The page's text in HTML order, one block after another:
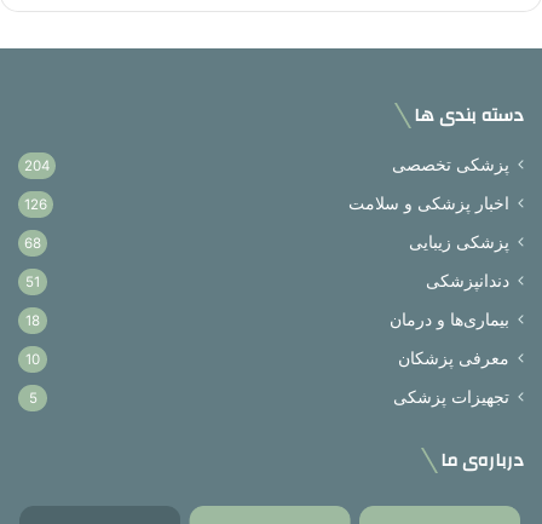
دسته بندی ها
پزشکی تخصصی 204
اخبار پزشکی و سلامت 126
پزشکی زیبایی 68
دندانپزشکی 51
بیماری‌ها و درمان 18
معرفی پزشکان 10
تجهیزات پزشکی 5
درباره‌ی ما